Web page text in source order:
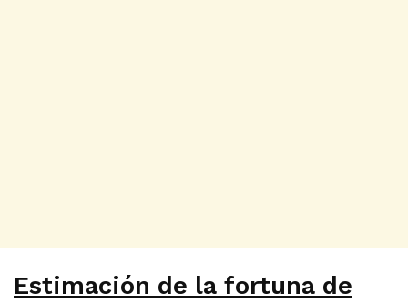
Estimación de la fortuna de